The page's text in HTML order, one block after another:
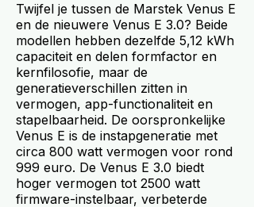
Twijfel je tussen de Marstek Venus E
en de nieuwere Venus E 3.0? Beide
modellen hebben dezelfde 5,12 kWh
capaciteit en delen formfactor en
kernfilosofie, maar de
generatieverschillen zitten in
vermogen, app-functionaliteit en
stapelbaarheid. De oorspronkelijke
Venus E is de instapgeneratie met
circa 800 watt vermogen voor rond
999 euro. De Venus E 3.0 biedt
hoger vermogen tot 2500 watt
firmware-instelbaar, verbeterde